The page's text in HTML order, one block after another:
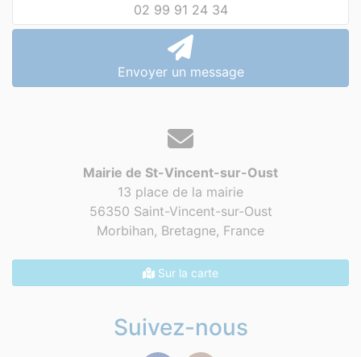
02 99 91 24 34
Envoyer un message
Mairie de St-Vincent-sur-Oust
13 place de la mairie
56350 Saint-Vincent-sur-Oust
Morbihan, Bretagne, France
Sur la carte
Suivez-nous